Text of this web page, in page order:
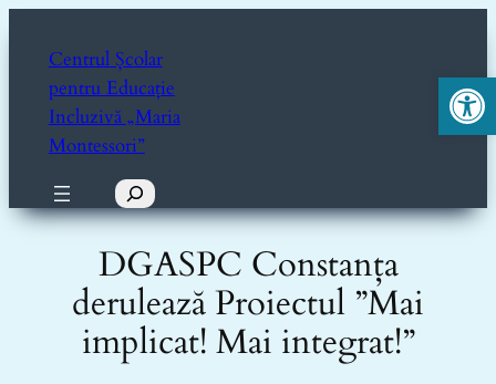
Deschide
conținut
Centrul Școlar
pentru Educație
Incluzivă „Maria
Montessori”
Caută
DGASPC Constanța
derulează Proiectul ”Mai
implicat! Mai integrat!”